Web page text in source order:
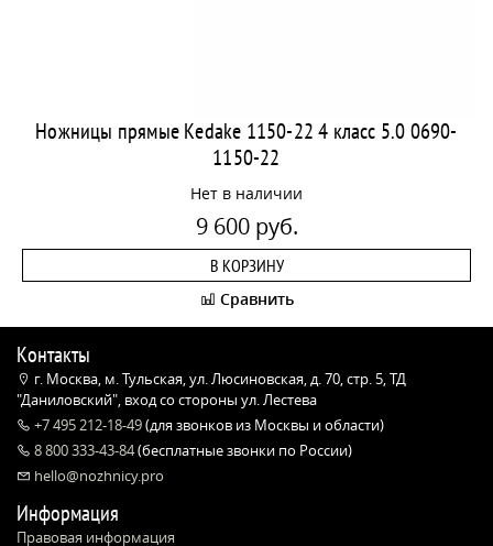
Ножницы прямые Kedake 1150-22 4 класс 5.0 0690-
1150-22
Нет в наличии
9 600 руб.
В КОРЗИНУ
Сравнить
Контакты
г. Москва, м. Тульская, ул. Люсиновская, д. 70, стр. 5, ТД
"Даниловский", вход со стороны ул. Лестева
+7 495 212-18-49(для звонков из Москвы и области)
8 800 333-43-84(бесплатные звонки по России)
hello@nozhnicy.pro
Информация
Правовая информация